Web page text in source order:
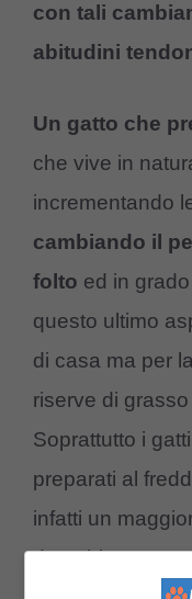
con tali
abitudini
Un gatto che
che vive in
incrementando
cambiando il
folto ed in
questo ultimo
di casa ma per
riserve di
Soprattutto i
preparati al
infatti un
dovrebbe